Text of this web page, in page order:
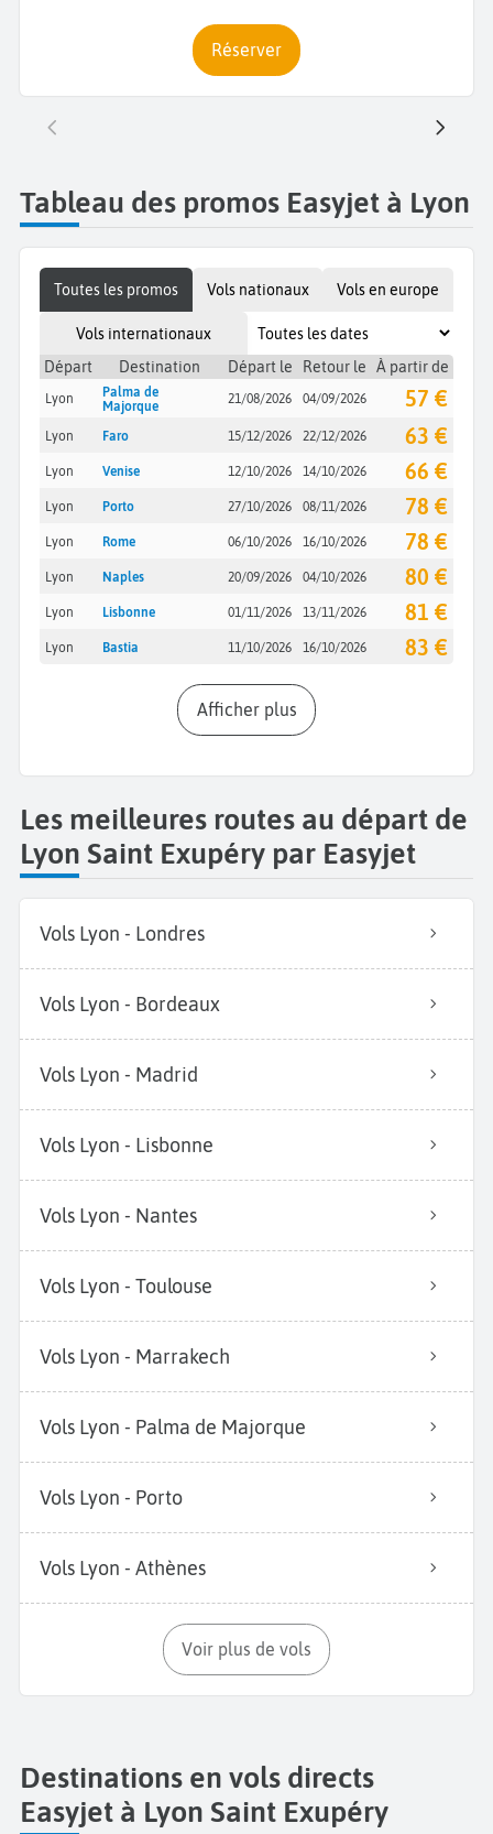
Réserver
Tableau des promos Easyjet à Lyon
Toutes les promos Vols nationaux Vols en europe
Vols internationaux
Départ
Destination Départ le Retour le À partir de
Lyon
Palma de
Majorque
21/08/2026 04/09/2026 57 €
Lyon Faro 15/12/2026 22/12/2026 63 €
Lyon Venise 12/10/2026 14/10/2026 66 €
Lyon Porto 27/10/2026 08/11/2026 78 €
Lyon Rome 06/10/2026 16/10/2026 78 €
Lyon Naples 20/09/2026 04/10/2026 80 €
Lyon Lisbonne 01/11/2026 13/11/2026 81 €
Lyon Bastia 11/10/2026 16/10/2026 83 €
Afficher plus
Les meilleures routes au départ de
Lyon Saint Exupéry par Easyjet
Vols Lyon - Londres
Vols Lyon - Bordeaux
Vols Lyon - Madrid
Vols Lyon - Lisbonne
Vols Lyon - Nantes
Vols Lyon - Toulouse
Vols Lyon - Marrakech
Vols Lyon - Palma de Majorque
Vols Lyon - Porto
Vols Lyon - Athènes
Voir plus de vols
Destinations en vols directs
Easyjet à Lyon Saint Exupéry